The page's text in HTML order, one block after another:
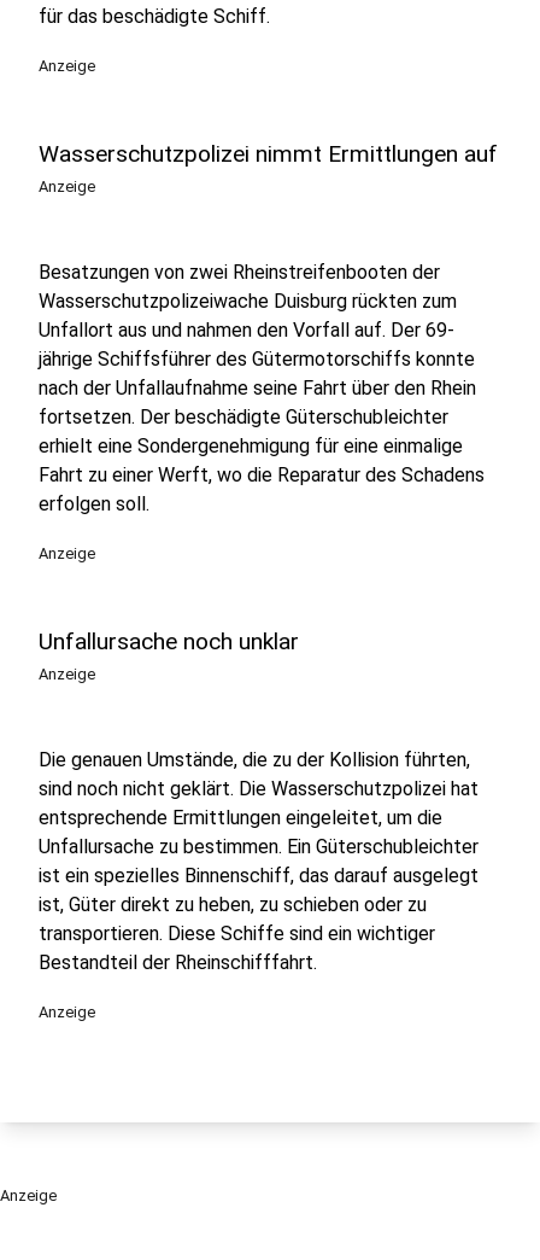
für das beschädigte Schiff.
Anzeige
Wasserschutzpolizei nimmt Ermittlungen auf
Anzeige
Besatzungen von zwei Rheinstreifenbooten der
Wasserschutzpolizeiwache Duisburg rückten zum
Unfallort aus und nahmen den Vorfall auf. Der 69-
jährige Schiffsführer des Gütermotorschiffs konnte
nach der Unfallaufnahme seine Fahrt über den Rhein
fortsetzen. Der beschädigte Güterschubleichter
erhielt eine Sondergenehmigung für eine einmalige
Fahrt zu einer Werft, wo die Reparatur des Schadens
erfolgen soll.
Anzeige
Unfallursache noch unklar
Anzeige
Die genauen Umstände, die zu der Kollision führten,
sind noch nicht geklärt. Die Wasserschutzpolizei hat
entsprechende Ermittlungen eingeleitet, um die
Unfallursache zu bestimmen. Ein Güterschubleichter
ist ein spezielles Binnenschiff, das darauf ausgelegt
ist, Güter direkt zu heben, zu schieben oder zu
transportieren. Diese Schiffe sind ein wichtiger
Bestandteil der Rheinschifffahrt.
Anzeige
Anzeige